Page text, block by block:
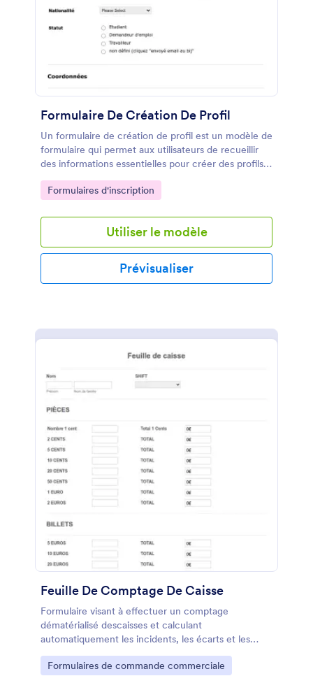
Formulaire De Création De Profil
Un formulaire de création de profil est un modèle de
formulaire qui permet aux utilisateurs de recueillir
des informations essentielles pour créer des profils
personnalisés. Simplifiez le processus de collecte de
données et améliorez l'expérience utilisateur avec
Go to Category:
Formulaires d'inscription
Utiliser le modèle
Prévisualiser
Feuille De Comptage De Caisse
Formulaire visant à effectuer un comptage
dématérialisé descaisses et calculant
automatiquement les incidents, les écarts et les
erreurs.
Go to Category:
Formulaires de commande commerciale